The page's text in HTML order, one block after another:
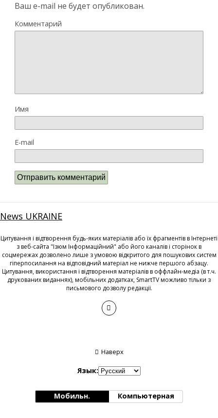
Ваш e-mail не будет опубликован.
Комментарий
Имя
E-mail
News UKRAINE
Цитування і відтворення будь-яких матеріалів або їх фрагментів в Інтернеті
з веб-сайта "Ізюм Інформаційний" або його каналів і сторінок в
соцмережах дозволено лише з умовою відкритого для пошукових систем
гіперпосилання на відповідний матеріал не нижче першого абзацу.
Цитування, використання і відтворення матеріалів в оффлайн-медіа (в т.ч.
друкованих виданнях), мобільних додатках, SmartTV можливо тільки з
письмового дозволу редакції.
Наверх
Язык:
Мобильн. Компьютерная